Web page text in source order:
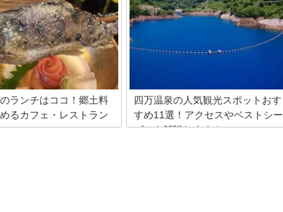
ランチはココ！郷土料
るカフェ・レストラン
四万温泉の人気観光スポットおす
すめ11選！アクセスやベストシー
ズンも解説します！